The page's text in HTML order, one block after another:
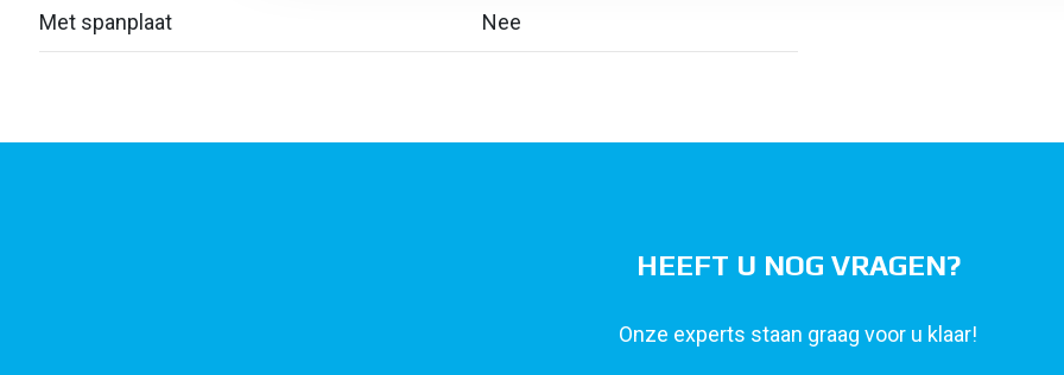
Met spanplaat Nee
HEEFT U NOG VRAGEN?
Onze experts staan graag voor u klaar!